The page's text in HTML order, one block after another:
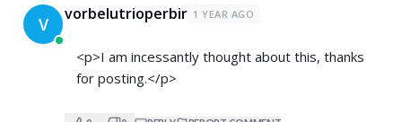
V vorbelutrioperbir 1 YEAR AGO
<p>I am incessantly thought about this, thanks
for posting.</p>